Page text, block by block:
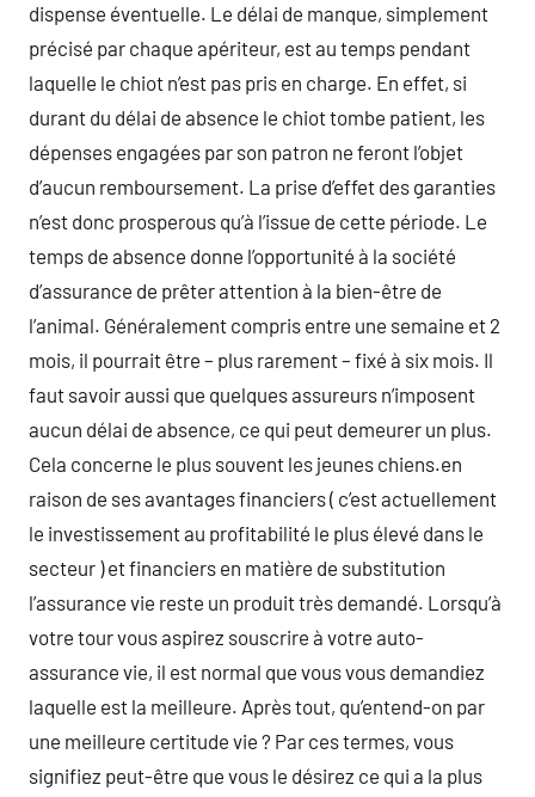
dispense éventuelle. Le délai de manque, simplement
précisé par chaque apériteur, est au temps pendant
laquelle le chiot n’est pas pris en charge. En effet, si
durant du délai de absence le chiot tombe patient, les
dépenses engagées par son patron ne feront l’objet
d’aucun remboursement. La prise d’effet des garanties
n’est donc prosperous qu’à l’issue de cette période. Le
temps de absence donne l’opportunité à la société
d’assurance de prêter attention à la bien-être de
l’animal. Généralement compris entre une semaine et 2
mois, il pourrait être – plus rarement – fixé à six mois. Il
faut savoir aussi que quelques assureurs n’imposent
aucun délai de absence, ce qui peut demeurer un plus.
Cela concerne le plus souvent les jeunes chiens.en
raison de ses avantages financiers ( c’est actuellement
le investissement au profitabilité le plus élevé dans le
secteur ) et financiers en matière de substitution
l’assurance vie reste un produit très demandé. Lorsqu’à
votre tour vous aspirez souscrire à votre auto-
assurance vie, il est normal que vous vous demandiez
laquelle est la meilleure. Après tout, qu’entend-on par
une meilleure certitude vie ? Par ces termes, vous
signifiez peut-être que vous le désirez ce qui a la plus